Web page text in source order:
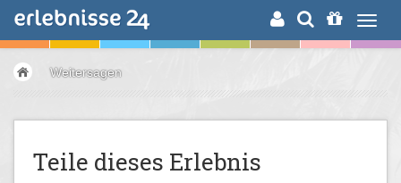
ERLEBNISSUCHE
Weitersagen
Teile dieses Erlebnis